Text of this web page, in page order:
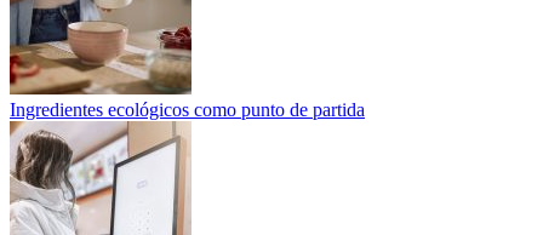
Ingredientes ecológicos como punto de partida